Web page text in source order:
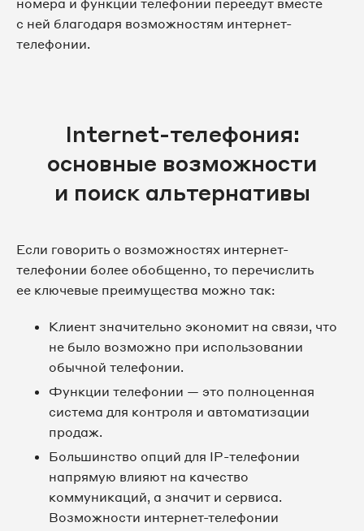
номера и функции телефонии переедут вместе
с ней благодаря возможностям интернет-
телефонии.
Internet-телефония:
основные возможности
и поиск альтернативы
Если говорить о возможностях интернет-
телефонии более обобщенно, то перечислить
ее ключевые преимущества можно так:
Клиент значительно экономит на связи, что
не было возможно при использовании
обычной телефонии.
Функции телефонии — это полноценная
система для контроля и автоматизации
продаж.
Большинство опций для IP-телефонии
напрямую влияют на качество
коммуникаций, а значит и сервиса.
Возможности интернет-телефонии